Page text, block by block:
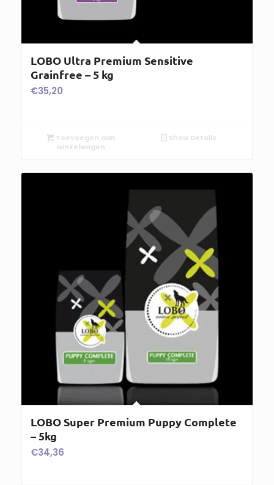
LOBO Ultra Premium Sensitive
Grainfree – 5 kg
€35,20
Toevoegen aan
winkelwagen
Show Details
LOBO Super Premium Puppy Complete
– 5kg
€34,36